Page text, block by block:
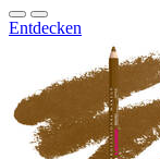
Entdecken